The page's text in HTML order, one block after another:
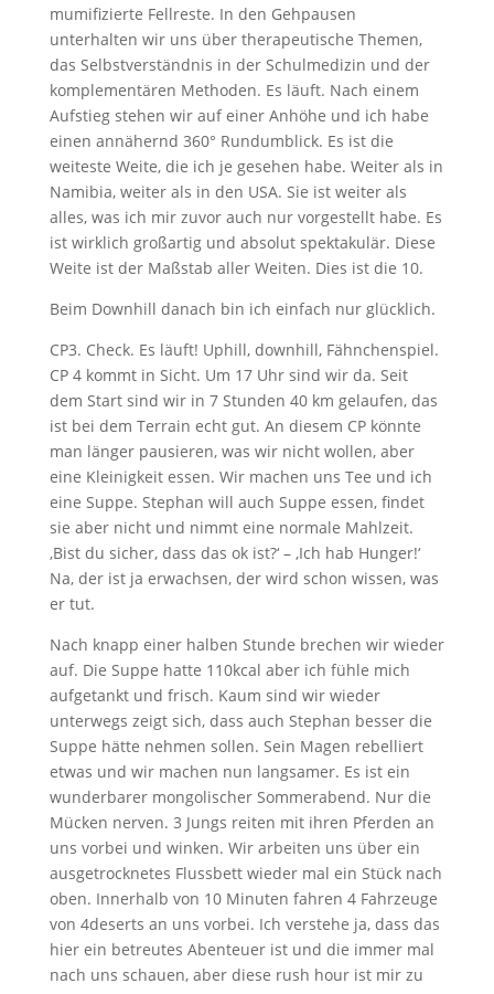
mumifizierte Fellreste. In den Gehpausen
unterhalten wir uns über therapeutische Themen,
das Selbstverständnis in der Schulmedizin und der
komplementären Methoden. Es läuft. Nach einem
Aufstieg stehen wir auf einer Anhöhe und ich habe
einen annähernd 360° Rundumblick. Es ist die
weiteste Weite, die ich je gesehen habe. Weiter als in
Namibia, weiter als in den USA. Sie ist weiter als
alles, was ich mir zuvor auch nur vorgestellt habe. Es
ist wirklich großartig und absolut spektakulär. Diese
Weite ist der Maßstab aller Weiten. Dies ist die 10.
Beim Downhill danach bin ich einfach nur glücklich.
CP3. Check. Es läuft! Uphill, downhill, Fähnchenspiel.
CP 4 kommt in Sicht. Um 17 Uhr sind wir da. Seit
dem Start sind wir in 7 Stunden 40 km gelaufen, das
ist bei dem Terrain echt gut. An diesem CP könnte
man länger pausieren, was wir nicht wollen, aber
eine Kleinigkeit essen. Wir machen uns Tee und ich
eine Suppe. Stephan will auch Suppe essen, findet
sie aber nicht und nimmt eine normale Mahlzeit.
‚Bist du sicher, dass das ok ist?‘ – ‚Ich hab Hunger!‘
Na, der ist ja erwachsen, der wird schon wissen, was
er tut.
Nach knapp einer halben Stunde brechen wir wieder
auf. Die Suppe hatte 110kcal aber ich fühle mich
aufgetankt und frisch. Kaum sind wir wieder
unterwegs zeigt sich, dass auch Stephan besser die
Suppe hätte nehmen sollen. Sein Magen rebelliert
etwas und wir machen nun langsamer. Es ist ein
wunderbarer mongolischer Sommerabend. Nur die
Mücken nerven. 3 Jungs reiten mit ihren Pferden an
uns vorbei und winken. Wir arbeiten uns über ein
ausgetrocknetes Flussbett wieder mal ein Stück nach
oben. Innerhalb von 10 Minuten fahren 4 Fahrzeuge
von 4deserts an uns vorbei. Ich verstehe ja, dass das
hier ein betreutes Abenteuer ist und die immer mal
nach uns schauen, aber diese rush hour ist mir zu